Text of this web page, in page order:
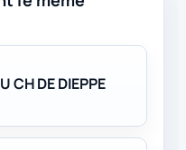
CH DE DIEPPE